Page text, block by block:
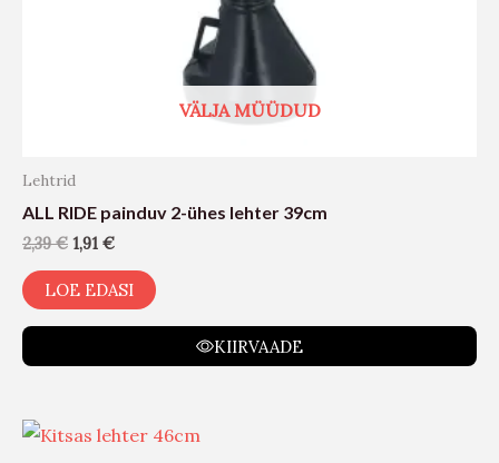
VÄLJA MÜÜDUD
Lehtrid
ALL RIDE painduv 2-ühes lehter 39cm
2,39€ 1,91 €
LOE EDASI
KIIRVAADE